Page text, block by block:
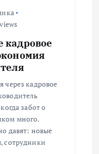
кадровое
через кадровое
забот о
много.
давят: новые
сотрудники